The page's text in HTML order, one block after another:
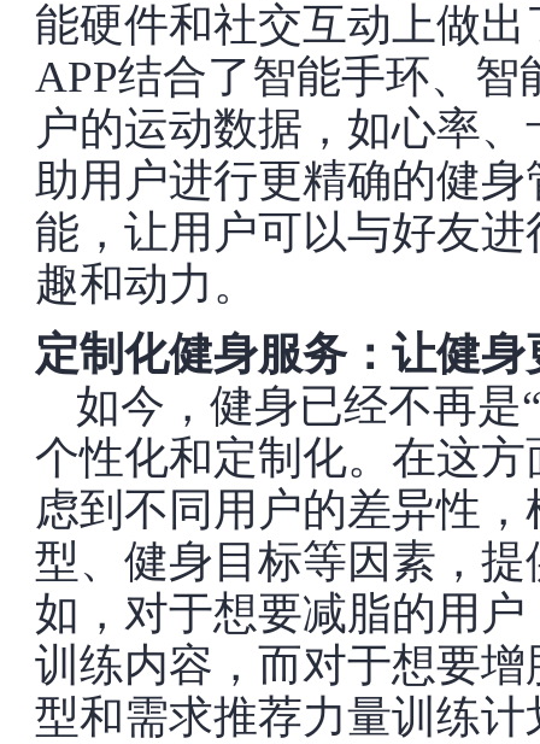
能硬件和社交互动上做
APP结合了智能手环、
户的运动数据，如心率
助用户进行更精确的健
能，让用户可以与好友
趣和动力。
定制化健身服务：让健
如今，健身已经不再是
个性化和定制化。在这
虑到不同用户的差异性
型、健身目标等因素，
如，对于想要减脂的用
训练内容，而对于想要
型和需求推荐力量训练计